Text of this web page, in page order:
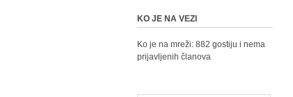
KO JE NA VEZI
Ko je na mreži: 882 gostiju i nema
prijavljenih članova